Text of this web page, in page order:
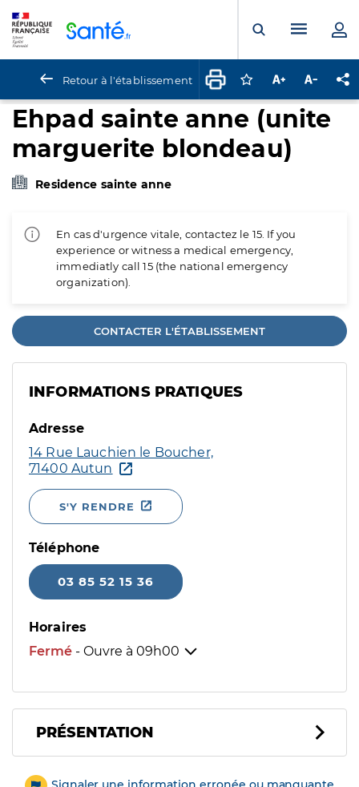
Ouvrir laMenu
Retour à l'établissement Connectez-vous
Augmenter la
Ehpad sainte anne (unite
marguerite blondeau)
Residence sainte anne
En cas d'urgence vitale, contactez le 15. If you
experience or witness a medical emergency,
immediatly call 15 (the national emergency
organization).
CONTACTER L'ÉTABLISSEMENT
INFORMATIONS PRATIQUES
Adresse
14 Rue Lauchien le Boucher,
71400 Autun
S'Y RENDRE
Téléphone
03 85 52 15 36
Horaires
Fermé - Ouvre à 09h00
PRÉSENTATION